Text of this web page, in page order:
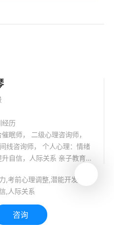
经历
眠师， 二级心理咨询师，
线咨询师， 个人心理：情绪
升自信，人际关系 亲子教育：
,考前心理调整,潜能开发
,人际关系
咨询